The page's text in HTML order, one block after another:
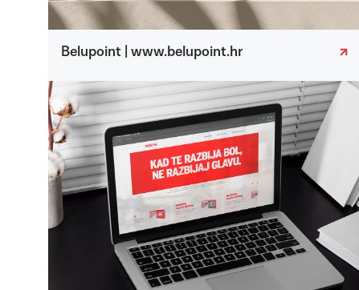
Belupoint | www.belupoint.hr